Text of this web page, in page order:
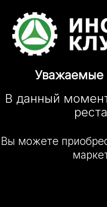
Уважаемые
В данный
Вы можете